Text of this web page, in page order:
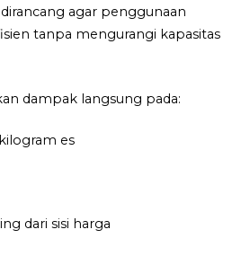
agar penggunaan
tanpa mengurangi kapasitas
dampak langsung pada:
es
dari sisi harga